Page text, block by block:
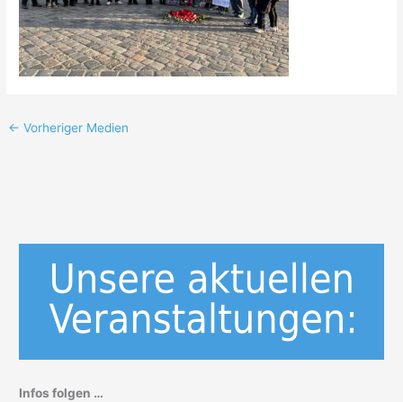
← Vorheriger Medien
Infos folgen …